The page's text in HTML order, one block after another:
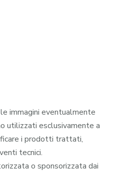
immagini eventualmente
utilizzati esclusivamente a
i prodotti trattati,
tecnici.
o sponsorizzata dai